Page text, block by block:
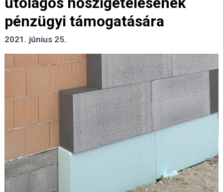
pénzügyi támogatására
2021. június 25.